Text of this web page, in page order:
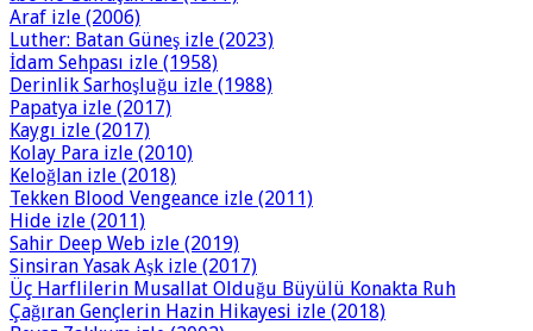
Araf izle (2006)
Luther: Batan Güneş izle (2023)
İdam Sehpası izle (1958)
Derinlik Sarhoşluğu izle (1988)
Papatya izle (2017)
Kaygı izle (2017)
Kolay Para izle (2010)
Keloğlan izle (2018)
Tekken Blood Vengeance izle (2011)
Hide izle (2011)
Sahir Deep Web izle (2019)
Sinsiran Yasak Aşk izle (2017)
Üç Harflilerin Musallat Olduğu Büyülü Konakta Ruh
Çağıran Gençlerin Hazin Hikayesi izle (2018)